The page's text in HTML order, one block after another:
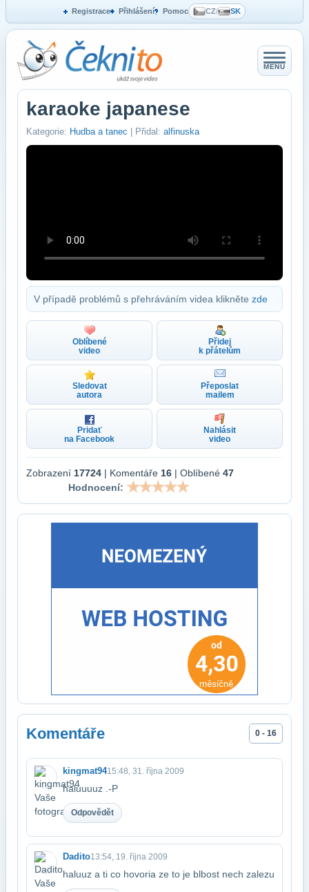
Registrace Přihlášení Pomoc CZ/ SK
MENU
karaoke japanese
Kategorie: Hudba a tanec | Přidal: alfinuska
V případě problémů s přehráváním videa klikněte zde
Oblíbené
video
Přidej
k přátelům
Sledovat
autora
Přeposlat
mailem
Pridať
na Facebook
Nahlásit
video
Zobrazení 17724 | Komentáře 16 | Oblíbené 47
Hodnocení:
Komentáře 0 - 16
kingmat9415:48, 31. října 2009
haluuuuz .-P
Odpovědět
Dadito13:54, 19. října 2009
haluuz a ti co hovoria ze to je blbost nech zalezu